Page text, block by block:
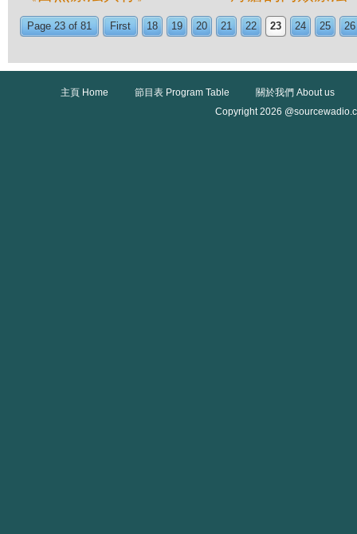
Page 23 of 81 First 18 19 20 21 22 23 24 25 26
主頁 Home 節目表 Program Table
關於我們 About us
Copyright 2026